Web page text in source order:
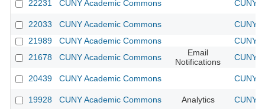
22231 CUNY Academic Commons CUNY
22033 CUNY Academic Commons
CUNY
21989
CUNY Academic Commons
CUNY
21678
CUNY Academic Commons
Email
Notifications
CUNY
20439 CUNY Academic Commons CUNY
19928 CUNY Academic Commons Analytics CUNY